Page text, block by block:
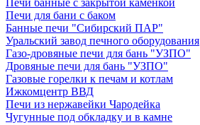
Печи банные с закрытой каменкой
Печи для бани с баком
Банные печи "Сибирский ПАР"
Уральский завод печного оборудования
Газо-дровяные печи для бань "УЗПО"
Дровяные печи для бань "УЗПО"
Газовые горелки к печам и котлам
Ижкомцентр ВВД
Печи из нержавейки Чародейка
Чугунные под обкладку и в камне